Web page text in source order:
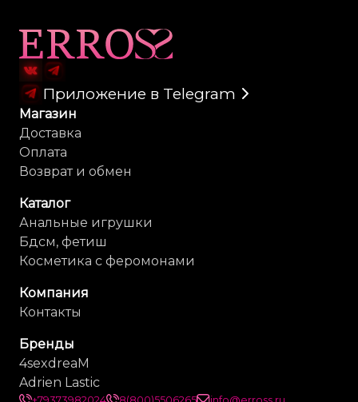
Приложение в Telegram
Магазин
Доставка
Оплата
Возврат и обмен
Каталог
Анальные игрушки
Бдсм, фетиш
Косметика с феромонами
Компания
Контакты
Бренды
4sexdreaM
Adrien Lastic
Карта сайта